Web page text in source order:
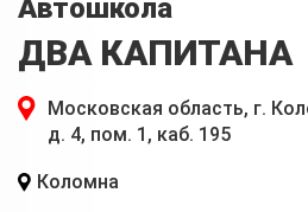
Автошкола
ДВА КАПИТАНА
Московская область, г.
д. 4, пом. 1, каб. 195
Коломна